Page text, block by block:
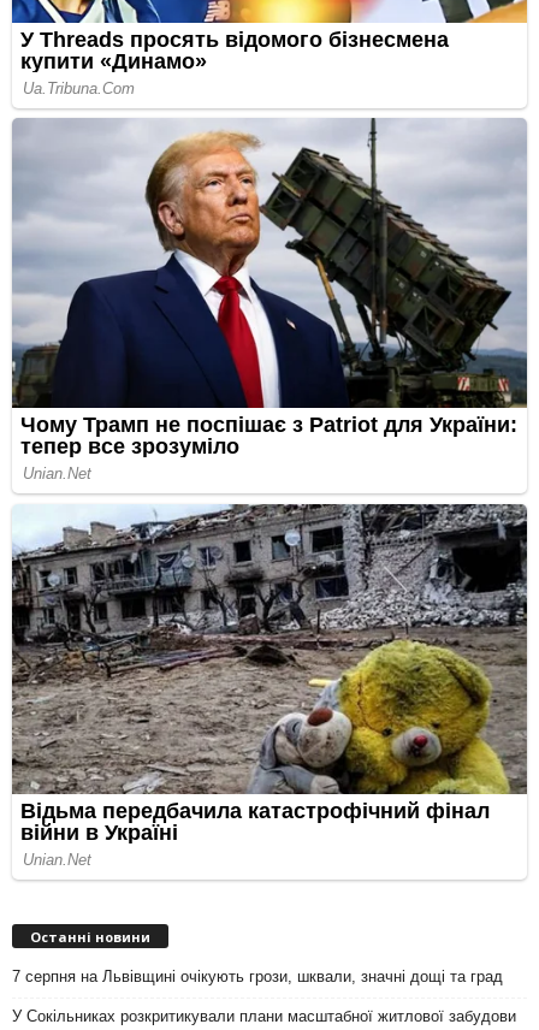
Останні новини
7 серпня на Львівщині очікують грози, шквали, значні дощі та град
У Сокільниках розкритикували плани масштабної житлової забудови